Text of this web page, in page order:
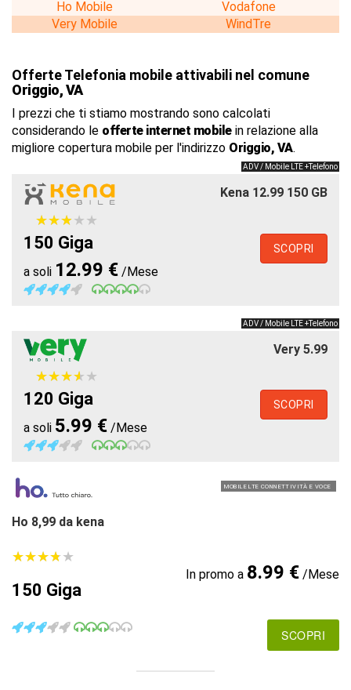
Ho Mobile
Vodafone
Very Mobile
WindTre
Offerte Telefonia mobile attivabili nel comune
Origgio, VA
I prezzi che ti stiamo mostrando sono calcolati
considerando le offerte internet mobilein relazione alla
migliore copertura mobile per l'indirizzo Origgio, VA.
ADV / Mobile LTE +Telefono
Kena 12.99 150 GB
★★★★★
★★★★★
150 Giga
a soli 12.99 € /Mese
SCOPRI
ADV / Mobile LTE +Telefono
Very 5.99
★★★★★
★★★★★
120 Giga
a soli 5.99 € /Mese
SCOPRI
MOBILE LTE CONNETTIVITÀ E VOCE
Ho 8,99 da kena
★★★★★
★★★★★
150 Giga
In promo a 8.99 €/Mese
SCOPRI